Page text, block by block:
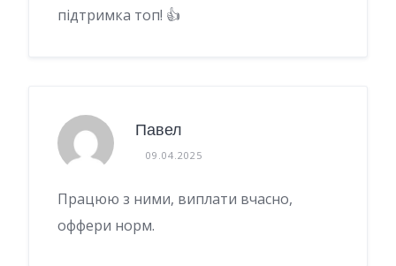
підтримка топ! 👍
Павел
09.04.2025
Працюю з ними, виплати вчасно,
оффери норм.